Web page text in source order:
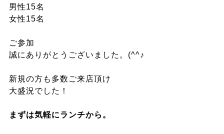
男性15名
女性15名
ご参加
誠にありがとうございました。(^^♪
新規の方も多数ご来店頂け
大盛況でした！
まずは気軽にランチから。